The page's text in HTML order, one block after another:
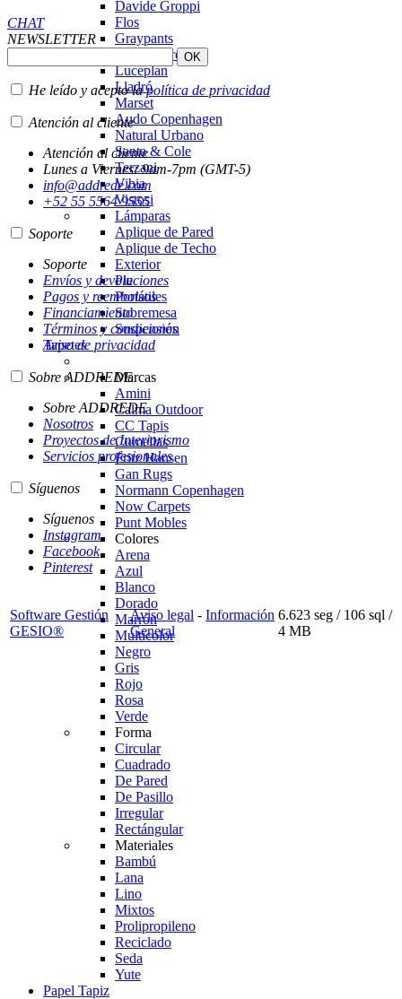
Davide Groppi
Flos
Graypants
Ingo Maurer
Luceplan
Lladró
Marset
Audo Copenhagen
Natural Urbano
Santa & Cole
Terzani
Vibia
Vistosi
Lámparas
Aplique de Pared
Aplique de Techo
Exterior
Pie
Portátiles
Sobremesa
Suspensión
Tapetes
Marcas
Amini
Calma Outdoor
CC Tapis
Cumellas
Fritz Hansen
Gan Rugs
Normann Copenhagen
Now Carpets
Punt Mobles
Colores
Arena
Azul
Blanco
Dorado
Marrón
Multicolor
Negro
Gris
Rojo
Rosa
Verde
Forma
Circular
Cuadrado
De Pared
De Pasillo
Irregular
Rectángular
Materiales
Bambú
Lana
Lino
Mixtos
Prolipropileno
Reciclado
Seda
Yute
Papel Tapiz
CHAT
NEWSLETTER
He leído y acepto lapolítica de privacidad
Atención al cliente
Atención al cliente
Lunes a Viernes: 9am-7pm (GMT-5)
info@addrede.com
+52 55 5564 9555
Soporte
Soporte
Envíos y devoluciones
Pagos y reembolsos
Financiamiento
Términos y condiciones
Aviso de privacidad
Sobre ADDREDE
Sobre ADDREDE
Nosotros
Proyectos de Interiorismo
Servicios profesionales
Síguenos
Síguenos
Instagram
Facebook
Pinterest
Software Gestión
GESIO®
Aviso legal - Información
General
6.623 seg / 106 sql /
4 MB